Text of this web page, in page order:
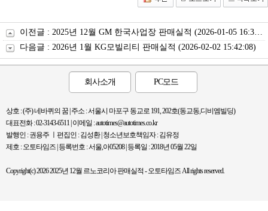
이전글 : 2025년 12월 GM 한국사업장 판매실적 (2026-01-05 16:37:59)
다음글 : 2026년 1월 KG모빌리티 판매실적 (2026-02-02 15:42:08)
회사소개 PC모드
상호 : (주) 네바퀴의 꿈 | 주소 : 서울시 마포구 동교로 191, 202호(동교동,디비엠빌딩)
대표전화 : 02-3143-6511 | 이메일 : autotimes@autotimes.co.kr
발행인 : 권용주 ㅣ편집인 : 김성환 | 청소년보호책임자 : 김유정
제호 : 오토타임즈 | 등록번호 : 서울,아05208 | 등록일 : 2018년 05월 22일
Copyright(c) 2026 2025년 12월 르노코리아 판매실적 - 오토타임즈 All rights reserved.